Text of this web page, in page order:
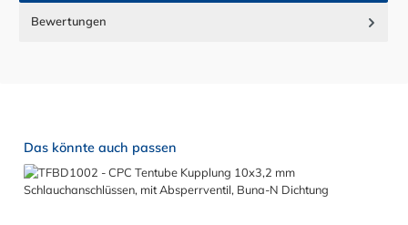
Bewertungen
Produktgalerie überspringen
Das könnte auch passen